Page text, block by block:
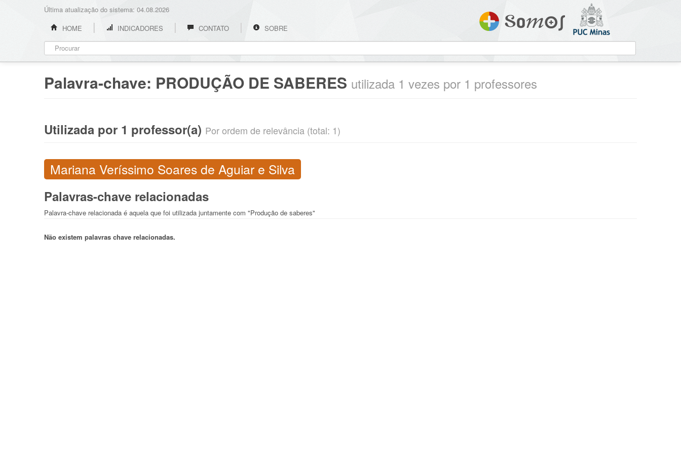
Última atualização do sistema: 04.08.2026
HOME
INDICADORES CONTATO SOBRE
Palavra-chave: PRODUÇÃO DE SABERES utilizada 1 vezes por 1 professores
Utilizada por 1 professor(a) Por ordem de relevância (total: 1)
Mariana Veríssimo Soares de Aguiar e Silva
Palavras-chave relacionadas
Palavra-chave relacionada é aquela que foi utilizada juntamente com "Produção de saberes"
Não existem palavras chave relacionadas.